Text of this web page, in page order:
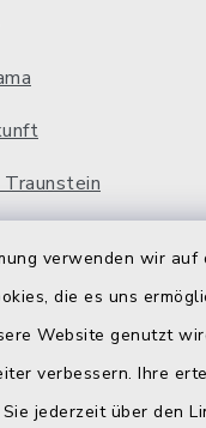
verwenden wir auf
die es uns
Website genutzt
verbessern. Ihre
jederzeit über den